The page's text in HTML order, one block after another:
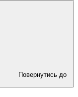
Повернутись до